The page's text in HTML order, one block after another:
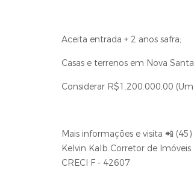
Aceita entrada + 2 anos safra;
Casas e terrenos em Nova
Considerar R$1.200.000,00
Mais informações e visita 📲
Kelvin Kalb Corretor de Imóveis
CRECI F - 42607